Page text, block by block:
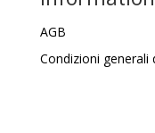
AGB
Condizioni